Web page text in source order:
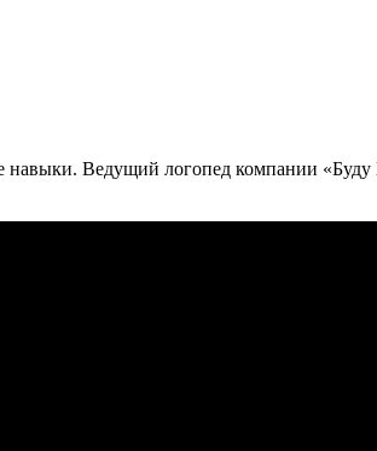
навыки. Ведущий логопед компании